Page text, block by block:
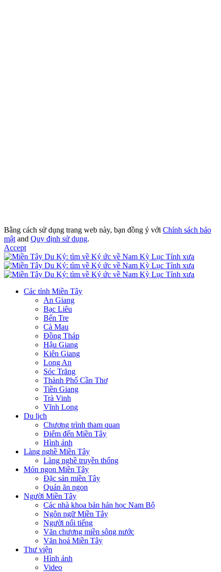
Bằng cách sử dụng trang web này, bạn đồng ý với Chính sách bảo
mật and Quy định sử dụng.
Accept
Các tỉnh Miền Tây
An Giang
Bạc Liêu
Bến Tre
Cà Mau
Đồng Tháp
Hậu Giang
Kiên Giang
Long An
Sóc Trăng
Thành Phố Cần Thơ
Tiền Giang
Trà Vinh
Vĩnh Long
Du lịch
Chương trình tham quan
Điểm đến Miền Tây
Hình ảnh
Làng nghề Miền Tây
Làng nghề truyền thống
Món ngon Miền Tây
Đặc sản miền Tây
Quán ăn ngon
Người Miền Tây
Các nhà khoa bản hán học Nam Bộ
Ngôn ngữ Miền Tây
Người nổi tiếng
Văn chương miền sông nước
Văn hoá Miền Tây
Thư viện
Hình ảnh
Video